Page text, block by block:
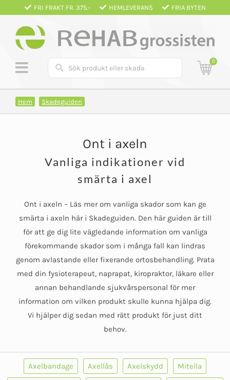
Fortsätt
innehållet
FRI FRAKT FR. 375.- HEMLEVERANS FRIA BYTEN
0
Hem Skadeguiden
Ont i axeln
Vanliga indikationer vid
smärta i axel
Ont i axeln – Läs mer om vanliga skador som kan ge
smärta i axeln här i Skadeguiden. Den här guiden är till
för att ge dig lite vägledande information om vanliga
förekommande skador som i många fall kan lindras
genom avlastande eller fixerande ortosbehandling. Prata
med din fysioterapeut, naprapat, kiropraktor, läkare eller
annan behandlande sjukvårspersonal för mer
information om vilken produkt skulle kunna hjälpa dig.
Vi hjälper dig sedan med rätt produkt för just ditt
behov.
Axelbandage Axellås Axelskydd Mitella